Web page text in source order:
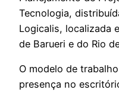
Tecnologia,
Logicalis, localizada
de Barueri e do Rio
O modelo de
presença no